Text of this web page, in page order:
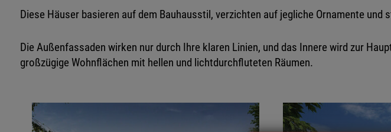
Diese Häuser basieren auf dem Bauhausstil, verzichten auf jegliche Ornamente
Die Außenfassaden wirken nur durch Ihre klaren Linien, und das Innere wird zur
großzügige Wohnflächen mit hellen und lichtdurchfluteten Räumen.